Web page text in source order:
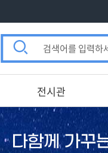
색
통
색
전시관
다함께 가꾸